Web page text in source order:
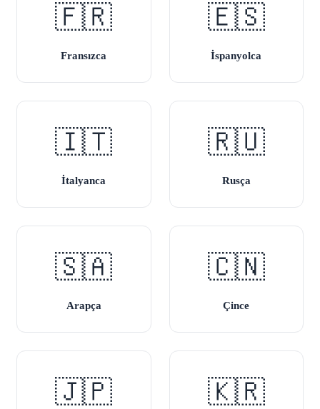
🇫🇷
Fransızca
🇪🇸
İspanyolca
🇮🇹
İtalyanca
🇷🇺
Rusça
🇸🇦
Arapça
🇨🇳
Çince
🇯🇵 🇰🇷